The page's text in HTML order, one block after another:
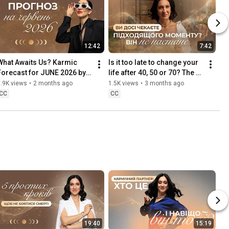
12:42
Awaits Us? Karmic
for JUNE 2026 by
Khmelovska
views • 2 months ago
7:42
Is it too late to change your
life after 40, 50 or 70? The
truth they won't tell you |
Marina Khm...
1.5K views • 3 months ago
CC
19:40 15:19